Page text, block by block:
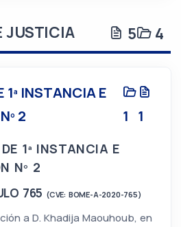
JUSTICIA 5 4
1ª INSTANCIA E
2
1 1
1ª INSTANCIA E
Nº 2
765 (CVE: BOME-A-2020-765)
a D. Khadija Maouhoub, en